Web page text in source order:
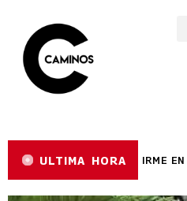
ULTIMA HORA
LARA AVANZA A PASO FIRME EN